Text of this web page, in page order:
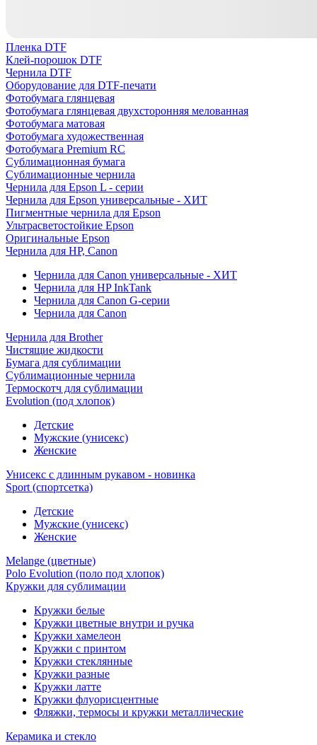
Пленка DTF
Клей-порошок DTF
Чернила DTF
Оборудование для DTF-печати
Фотобумага глянцевая
Фотобумага глянцевая двухсторонняя мелованная
Фотобумага матовая
Фотобумага художественная
Фотобумага Premium RC
Сублимационная бумага
Сублимационные чернила
Чернила для Epson L - серии
Чернила для Epson универсальные - ХИТ
Пигментные чернила для Epson
Ультрасветостойкие Epson
Оригинальные Epson
Чернила для HP, Canon
Чернила для Canon универсальные - ХИТ
Чернила для HP InkTank
Чернила для Canon G-серии
Чернила для Canon
Чернила для Brother
Чистящие жидкости
Бумага для сублимации
Сублимационные чернила
Термоскотч для сублимации
Evolution (под хлопок)
Детские
Мужские (унисекс)
Женские
Унисекс с длинным рукавом - новинка
Sport (спортсетка)
Детские
Мужские (унисекс)
Женские
Melange (цветные)
Polo Evolution (поло под хлопок)
Кружки для сублимации
Кружки белые
Кружки цветные внутри и ручка
Кружки хамелеон
Кружки c принтом
Кружки стеклянные
Кружки разные
Кружки латте
Кружки флуорисцентные
Фляжки, термосы и кружки металлические
Керамика и стекло